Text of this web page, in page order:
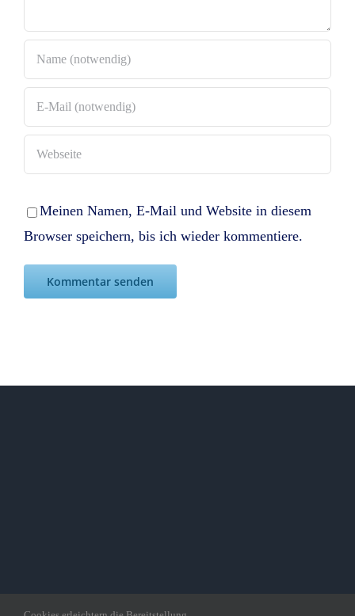
Meinen Namen, E-Mail und Website in diesem
Browser speichern, bis ich wieder kommentiere.